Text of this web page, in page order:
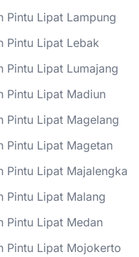
Pintu Lipat Lampung
Pintu Lipat Lebak
Pintu Lipat Lumajang
Pintu Lipat Madiun
Pintu Lipat Magelang
Pintu Lipat Magetan
Pintu Lipat Majalengka
Pintu Lipat Malang
Pintu Lipat Medan
Pintu Lipat Mojokerto